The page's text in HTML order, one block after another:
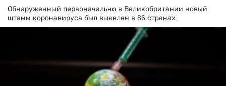
Обнаруженный первоначально в Великобритании новый
штамм коронавируса был выявлен в 86 странах.